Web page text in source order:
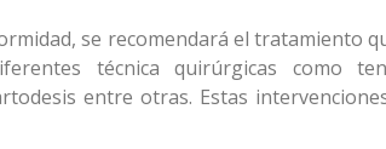
se recomendará el tratamiento
técnica quirúrgicas como
entre otras. Estas